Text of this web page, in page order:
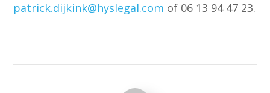
patrick.dijkink@hyslegal.com of 06 13 94 47 23.